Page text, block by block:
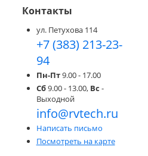
Контакты
ул. Петухова 114
+7 (383) 213-23-
94
Пн-Пт9.00 - 17.00
Сб9.00 - 13.00, Вс -
Выходной
info@rvtech.ru
Написать письмо
Посмотреть на карте